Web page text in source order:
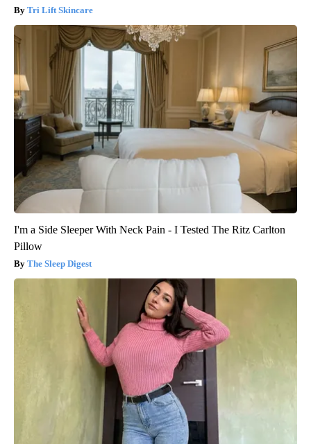
Tri Lift Skincare
I'm a Side Sleeper With Neck Pain - I Tested The Ritz Carlton
Pillow
The Sleep Digest